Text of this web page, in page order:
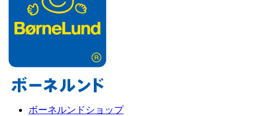
ボーネルンドショップ